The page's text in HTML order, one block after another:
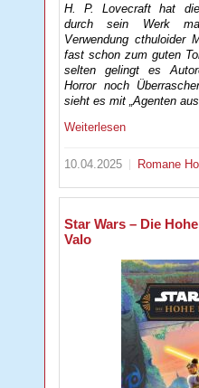
H. P. Lovecraft hat die
durch sein Werk
Verwendung cthuloider
fast schon zum guten
selten gelingt es
Horror noch
sieht es mit „Agenten
Weiterlesen
10.04.2025 Romane
Star Wars – Die
Valo